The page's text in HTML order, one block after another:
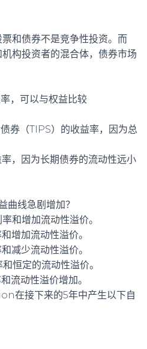
和债券不是竞争性投资。而
构投资者的混合体，债券市场
，可以与权益比较
券（TIPS）的收益率，因为总
，因为长期债券的流动性远小
曲线急剧增加？
和增加流动性溢价。
增加流动性溢价。
减少流动性溢价。
恒定的流动性溢价。
流动性溢价增加。
在接下来的5年中产生以下自